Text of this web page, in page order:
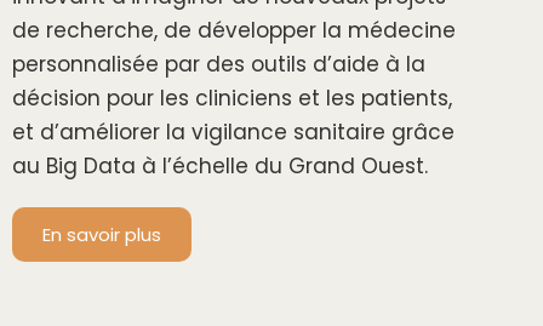
de recherche, de développer la médecine
personnalisée par des outils d’aide à la
décision pour les cliniciens et les patients,
et d’améliorer la vigilance sanitaire grâce
au Big Data à l’échelle du Grand Ouest.
En savoir plus